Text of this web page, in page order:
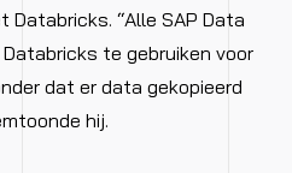
Databricks. “Alle SAP Data
te gebruiken voor
dat er data gekopieerd
hij.